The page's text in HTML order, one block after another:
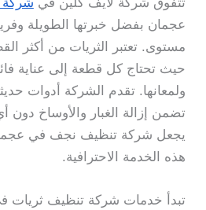
عجمان بفضل خبرتها الطويلة
مستوى. تعتبر الثريات من أكثر
حيث تحتاج كل قطعة إلى عناية
ولمعانها. تقدم الشركة أدوات
تضمن إزالة الغبار والأوساخ دون
يجعل شركة تنظيف نجف في
هذه الخدمة الاحترافية.
تبدأ خدمات شركة تنظيف ثريات